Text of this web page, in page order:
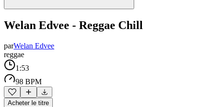
Welan Edvee - Reggae Chill
parWelan Edvee
reggae
1:53
98 BPM
Acheter le titre